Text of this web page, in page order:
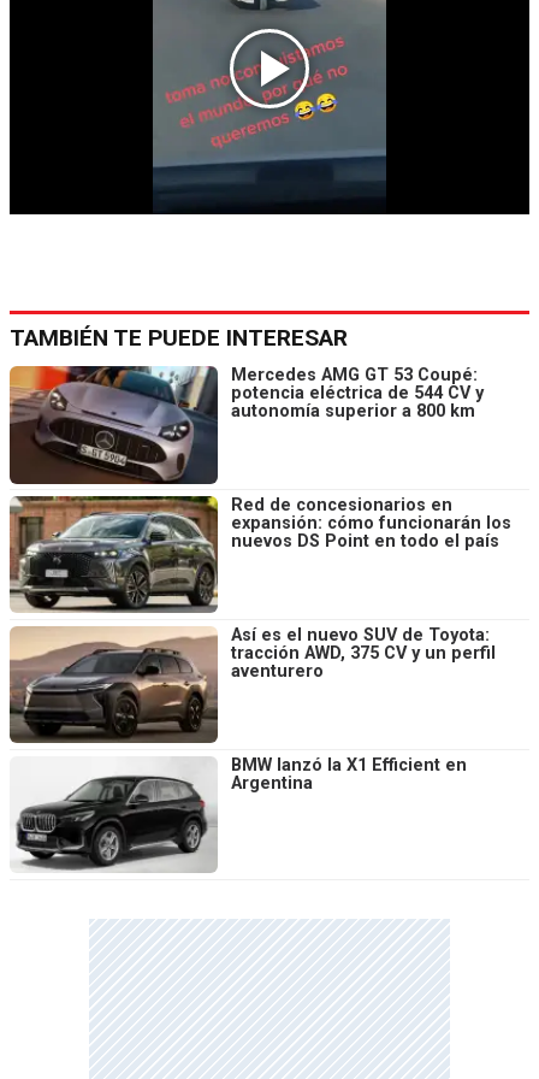
TAMBIÉN TE PUEDE INTERESAR
Mercedes AMG GT 53 Coupé:
potencia eléctrica de 544 CV y
autonomía superior a 800 km
Red de concesionarios en
expansión: cómo funcionarán los
nuevos DS Point en todo el país
Así es el nuevo SUV de Toyota:
tracción AWD, 375 CV y un perfil
aventurero
BMW lanzó la X1 Efficient en
Argentina